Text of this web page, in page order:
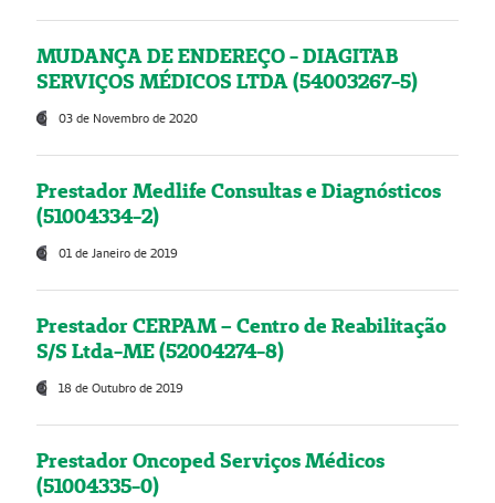
MUDANÇA DE ENDEREÇO - DIAGITAB
SERVIÇOS MÉDICOS LTDA (54003267-5)
03 de Novembro de 2020
Prestador Medlife Consultas e Diagnósticos
(51004334-2)
01 de Janeiro de 2019
Prestador CERPAM – Centro de Reabilitação
S/S Ltda-ME (52004274-8)
18 de Outubro de 2019
Prestador Oncoped Serviços Médicos
(51004335-0)